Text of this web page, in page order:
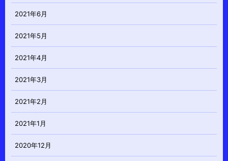
2021年6月
2021年5月
2021年4月
2021年3月
2021年2月
2021年1月
2020年12月